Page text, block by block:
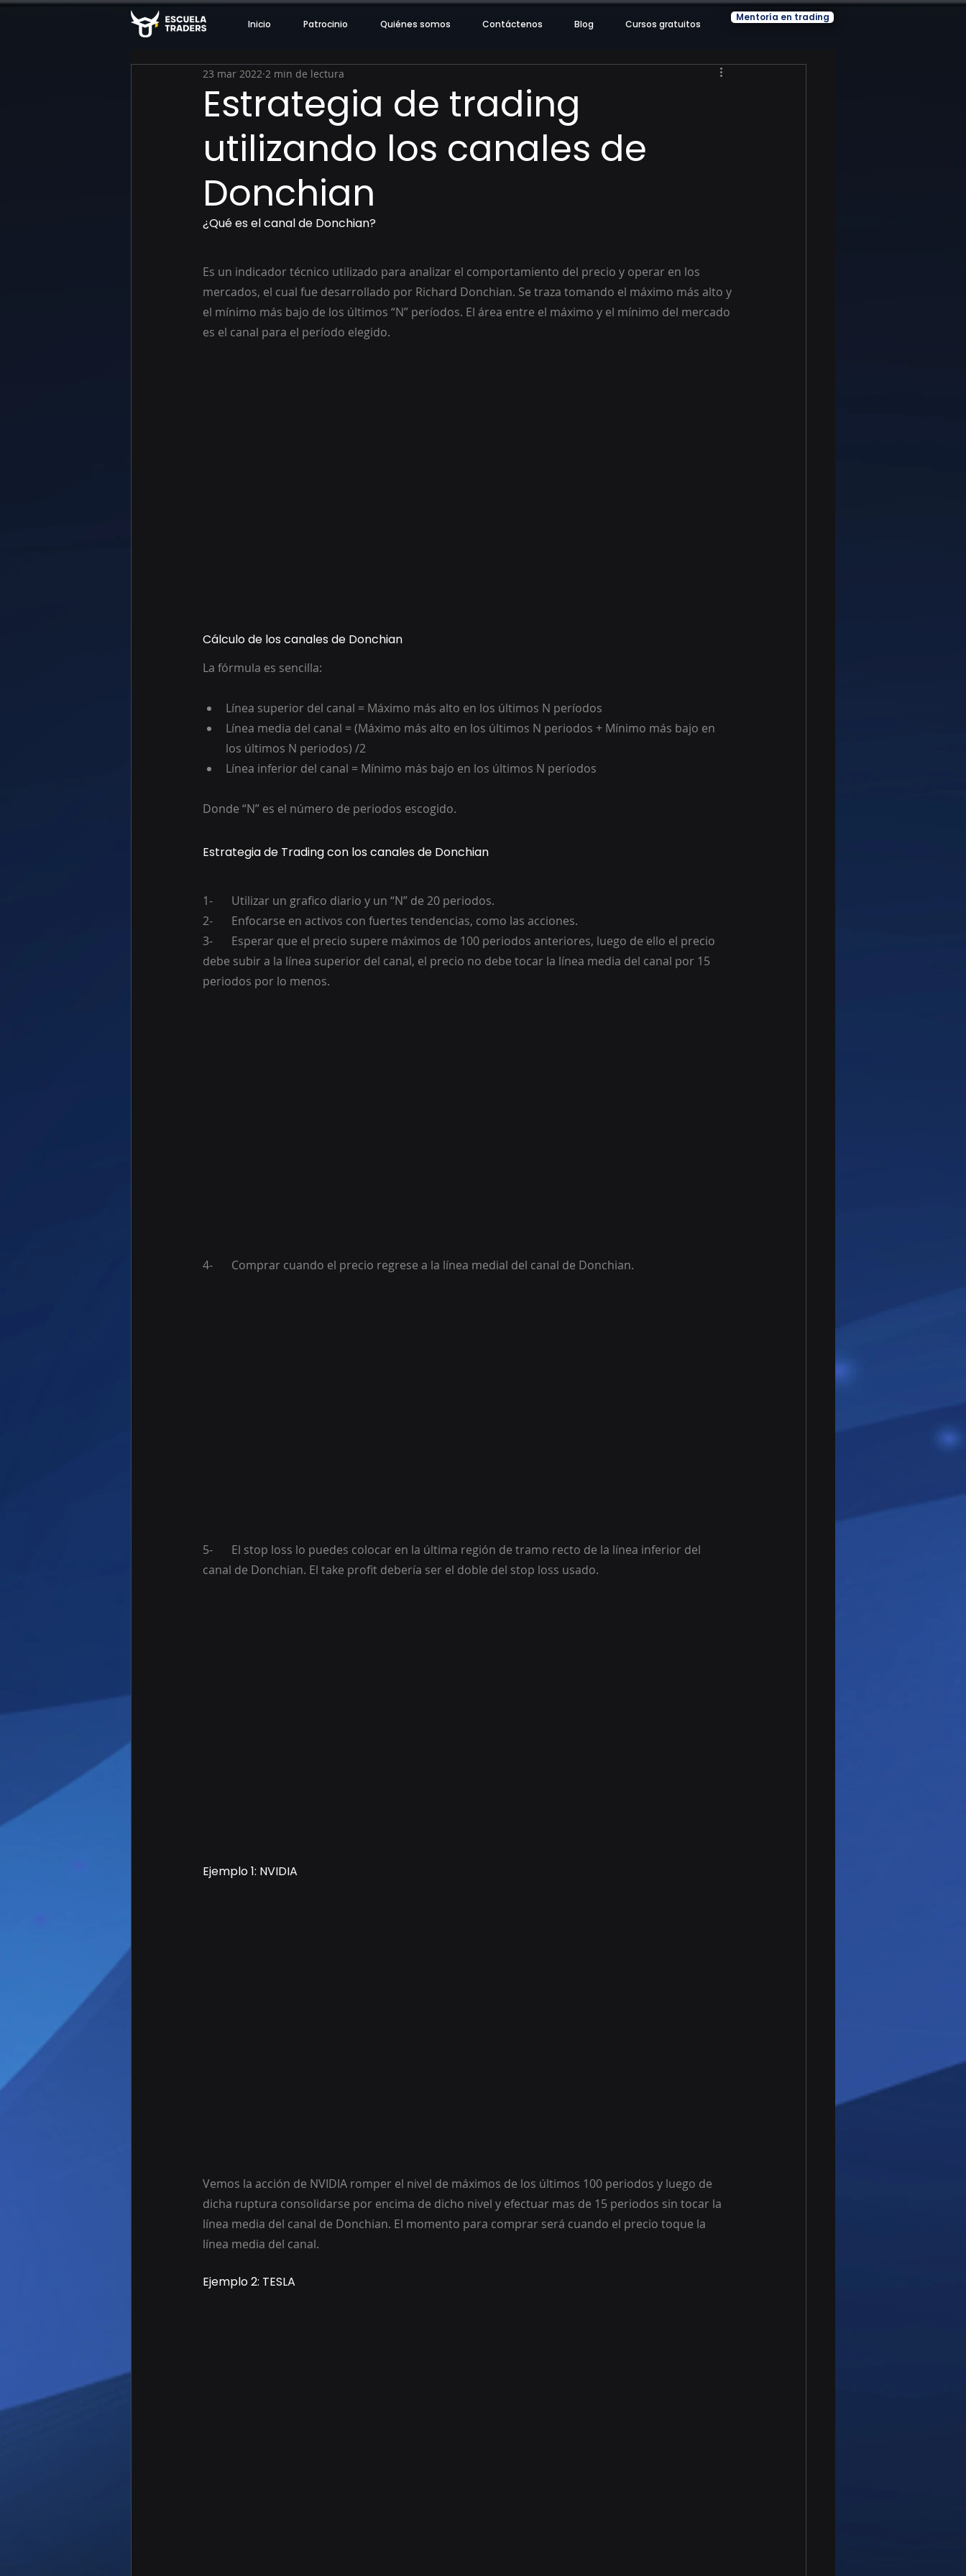
Inicio Patrocinio Quiénes somos Contáctenos Blog Cursos gratuitos
Mentoría en trading
Estrategia de trading
utilizando los canales de
Donchian
23 mar 2022 2 min de lectura
¿Qué es el canal de Donchian?
Es un indicador técnico utilizado para analizar el comportamiento del precio y operar en los
mercados, el cual fue desarrollado por Richard Donchian. Se traza tomando el máximo más alto y
el mínimo más bajo de los últimos “N” períodos. El área entre el máximo y el mínimo del mercado
es el canal para el período elegido.
Cálculo de los canales de Donchian
La fórmula es sencilla:
Línea superior del canal = Máximo más alto en los últimos N períodos
Línea media del canal = (Máximo más alto en los últimos N periodos + Mínimo más bajo en
los últimos N periodos) /2
Línea inferior del canal = Mínimo más bajo en los últimos N períodos
Donde “N” es el número de periodos escogido.
Estrategia de Trading con los canales de Donchian
1-	Utilizar un grafico diario y un “N” de 20 periodos.
2-	Enfocarse en activos con fuertes tendencias, como las acciones.
3-	Esperar que el precio supere máximos de 100 periodos anteriores, luego de ello el precio
debe subir a la línea superior del canal, el precio no debe tocar la línea media del canal por 15
periodos por lo menos.
4-	Comprar cuando el precio regrese a la línea medial del canal de Donchian.
5-	El stop loss lo puedes colocar en la última región de tramo recto de la línea inferior del
canal de Donchian. El take profit debería ser el doble del stop loss usado.
Ejemplo 1: NVIDIA
Vemos la acción de NVIDIA romper el nivel de máximos de los últimos 100 periodos y luego de
dicha ruptura consolidarse por encima de dicho nivel y efectuar mas de 15 periodos sin tocar la
línea media del canal de Donchian. El momento para comprar será cuando el precio toque la
línea media del canal.
Ejemplo 2: TESLA